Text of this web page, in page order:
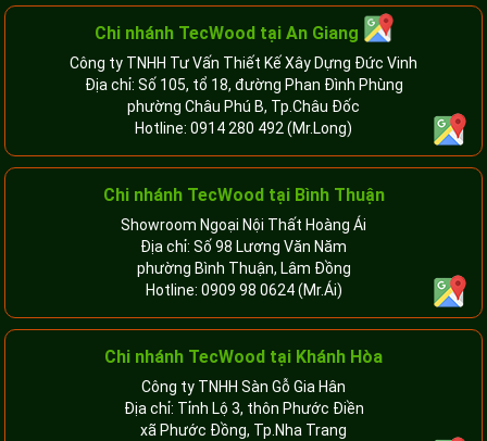
Chi nhánh TecWood tại An Giang
Công ty TNHH Tư Vấn Thiết Kế Xây Dựng Đức Vinh
Địa chỉ: Số 105, tổ 18, đường Phan Đình Phùng
phường Châu Phú B, Tp.Châu Đốc
Hotline: 0914 280 492(Mr.Long)
Chi nhánh TecWood tại Bình Thuận
Showroom Ngoại Nội Thất Hoàng Ái
Địa chỉ: Số 98 Lương Văn Năm
phường Bình Thuận, Lâm Đồng
Hotline: 0909 98 0624(Mr.Ái)
Chi nhánh TecWood tại Khánh Hòa
Công ty TNHH Sàn Gỗ Gia Hân
Địa chỉ: Tỉnh Lộ 3, thôn Phước Điền
xã Phước Đồng, Tp.Nha Trang